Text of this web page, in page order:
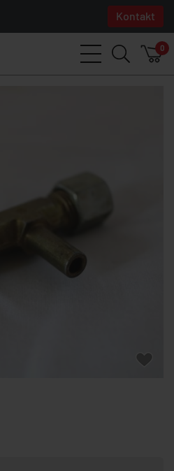
Kontakt
0